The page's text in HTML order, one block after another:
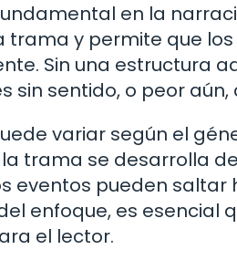
en la
y permite que
Sin una estructura
sin sentido, o peor aún,
variar según el
trama se desarrolla
eventos pueden
enfoque, es esencial
el lector.